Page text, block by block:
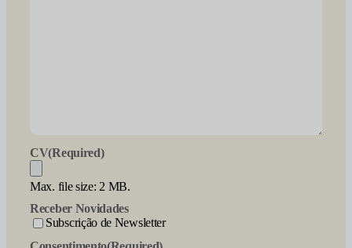
CV(Required)
Max. file size: 2 MB.
Receber Novidades
Subscrição de Newsletter